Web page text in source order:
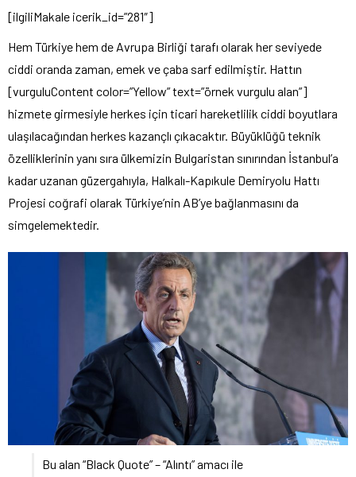
[ilgiliMakale icerik_id=”281″]
Hem Türkiye hem de Avrupa Birliği tarafı olarak her seviyede
ciddi oranda zaman, emek ve çaba sarf edilmiştir. Hattın
[vurguluContent color=”Yellow” text=”örnek vurgulu alan”]
hizmete girmesiyle herkes için ticari hareketlilik ciddi boyutlara
ulaşılacağından herkes kazançlı çıkacaktır. Büyüklüğü teknik
özelliklerinin yanı sıra ülkemizin Bulgaristan sınırından İstanbul’a
kadar uzanan güzergahıyla, Halkalı-Kapıkule Demiryolu Hattı
Projesi coğrafi olarak Türkiye’nin AB’ye bağlanmasını da
simgelemektedir.
Bu alan “Black Quote” – “Alıntı” amacı ile